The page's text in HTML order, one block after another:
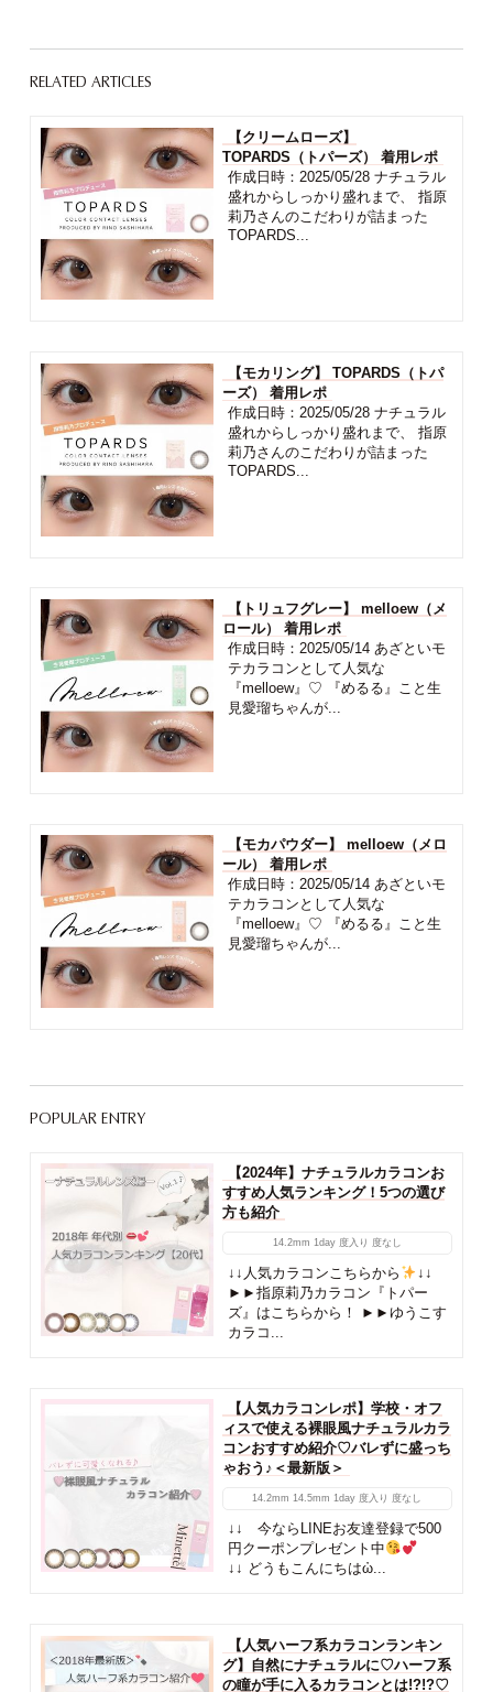
RELATED ARTICLES
【クリームローズ】
TOPARDS（トパーズ） 着用レポ
作成日時：2025/05/28 ナチュラル
盛れからしっかり盛れまで、 指原
莉乃さんのこだわりが詰まった
TOPARDS...
【モカリング】 TOPARDS（トパ
ーズ） 着用レポ
作成日時：2025/05/28 ナチュラル
盛れからしっかり盛れまで、 指原
莉乃さんのこだわりが詰まった
TOPARDS...
【トリュフグレー】 melloew（メ
ロール） 着用レポ
作成日時：2025/05/14 あざといモ
テカラコンとして人気な
『melloew』♡ 『めるる』こと生
見愛瑠ちゃんが...
【モカパウダー】 melloew（メロ
ール） 着用レポ
作成日時：2025/05/14 あざといモ
テカラコンとして人気な
『melloew』♡ 『めるる』こと生
見愛瑠ちゃんが...
POPULAR ENTRY
【2024年】ナチュラルカラコンお
すすめ人気ランキング！5つの選び
方も紹介
14.2mm 1day 度入り 度なし
↓↓人気カラコンこちらから
↓↓
►►指原莉乃カラコン『トパー
ズ』はこちらから！ ►►ゆうこす
カラコ...
【人気カラコンレポ】学校・オフ
ィスで使える裸眼風ナチュラルカラ
コンおすすめ紹介♡バレずに盛っち
ゃおう♪＜最新版＞
14.2mm 14.5mm 1day 度入り 度なし
↓↓ 今ならLINEお友達登録で500
円クーポンプレゼント中
↓↓ どうもこんにちはὠ...
【人気ハーフ系カラコンランキン
グ】自然にナチュラルに♡ハーフ系
の瞳が手に入るカラコンとは!?!?♡